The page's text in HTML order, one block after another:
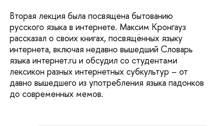
Вторая лекция была посвящена бытованию
русского языка в интернете. Максим Кронгауз
рассказал о своих книгах, посвящённых языку
интернета, включая недавно вышедший Словарь
языка интернет.ru и обсудил со студентами
лексикон разных интернетных субкультур – от
давно вышедшего из употребления языка падонков
до современных мемов.